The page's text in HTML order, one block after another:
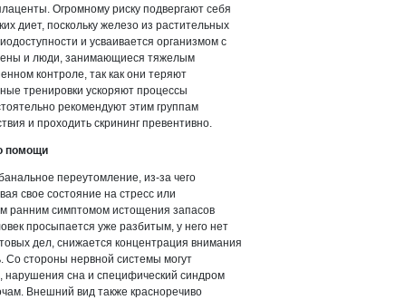
Огромному риску подвергают себя
диет, поскольку железо из растительных
и усваивается организмом с
и люди, занимающиеся тяжелым
контроле, так как они теряют
тренировки ускоряют процессы
рекомендуют этим группам
и проходить скрининг превентивно.
помощи
переутомление, из-за чего
свое состояние на стресс или
ранним симптомом истощения запасов
просыпается уже разбитым, у него нет
дел, снижается концентрация внимания
Со стороны нервной системы могут
нарушения сна и специфический синдром
Внешний вид также красноречиво